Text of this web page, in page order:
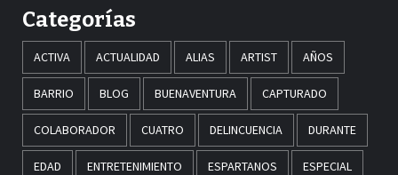
Categorías
ACTIVA ACTUALIDAD ALIAS ARTIST AÑOS
BARRIO BLOG BUENAVENTURA CAPTURADO
COLABORADOR CUATRO DELINCUENCIA DURANTE
EDAD ENTRETENIMIENTO ESPARTANOS ESPECIAL